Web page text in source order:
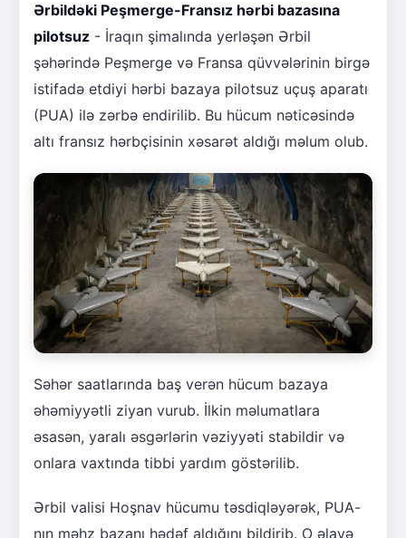
Ərbildəki Peşmerge-Fransız hərbi bazasına
pilotsuz - İraqın şimalında yerləşən Ərbil
şəhərində Peşmerge və Fransa qüvvələrinin birgə
istifadə etdiyi hərbi bazaya pilotsuz uçuş aparatı
(PUA) ilə zərbə endirilib. Bu hücum nəticəsində
altı fransız hərbçisinin xəsarət aldığı məlum olub.
Səhər saatlarında baş verən hücum bazaya
əhəmiyyətli ziyan vurub. İlkin məlumatlara
əsasən, yaralı əsgərlərin vəziyyəti stabildir və
onlara vaxtında tibbi yardım göstərilib.
Ərbil valisi Hoşnav hücumu təsdiqləyərək, PUA-
nın məhz bazanı hədəf aldığını bildirib. O əlavə